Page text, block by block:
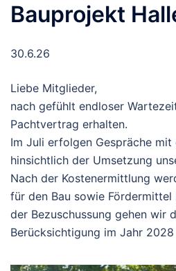
Bauprojekt
30.6.26
Liebe Mitglieder,
nach gefühlt endloser
Pachtvertrag erhalten.
Im Juli erfolgen Gespräche
hinsichtlich der Umsetzung
Nach der Kostenermittlung
für den Bau sowie
der Bezuschussung gehen wir
Berücksichtigung im Jahr 2028